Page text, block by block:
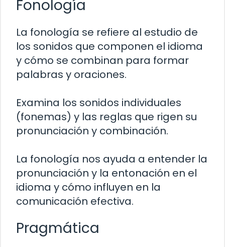
Fonología
La fonología se refiere al estudio de
los sonidos que componen el idioma
y cómo se combinan para formar
palabras y oraciones.
Examina los sonidos individuales
(fonemas) y las reglas que rigen su
pronunciación y combinación.
La fonología nos ayuda a entender la
pronunciación y la entonación en el
idioma y cómo influyen en la
comunicación efectiva.
Pragmática